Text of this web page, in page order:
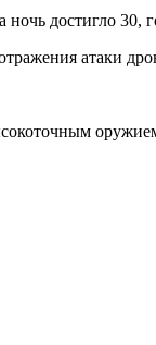
достигло 30,
атаки